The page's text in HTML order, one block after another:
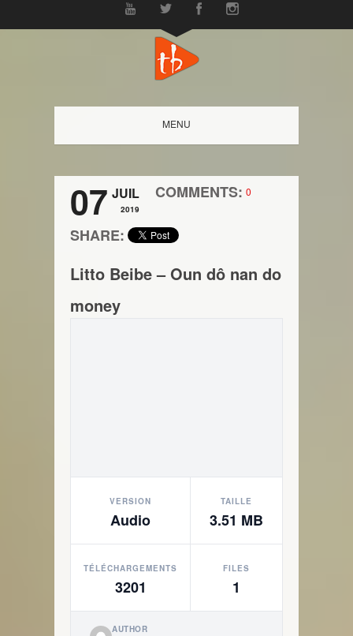
MENU
07 JUIL
2019
COMMENTS: 0
SHARE:
Litto Beibe – Oun dô nan do
money
VERSION
Audio
TAILLE
3.51 MB
TÉLÉCHARGEMENTS
3201
FILES
1
AUTHOR